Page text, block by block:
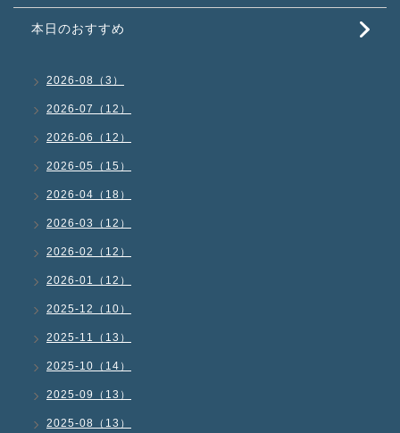
本日のおすすめ
2026-08（3）
2026-07（12）
2026-06（12）
2026-05（15）
2026-04（18）
2026-03（12）
2026-02（12）
2026-01（12）
2025-12（10）
2025-11（13）
2025-10（14）
2025-09（13）
2025-08（13）